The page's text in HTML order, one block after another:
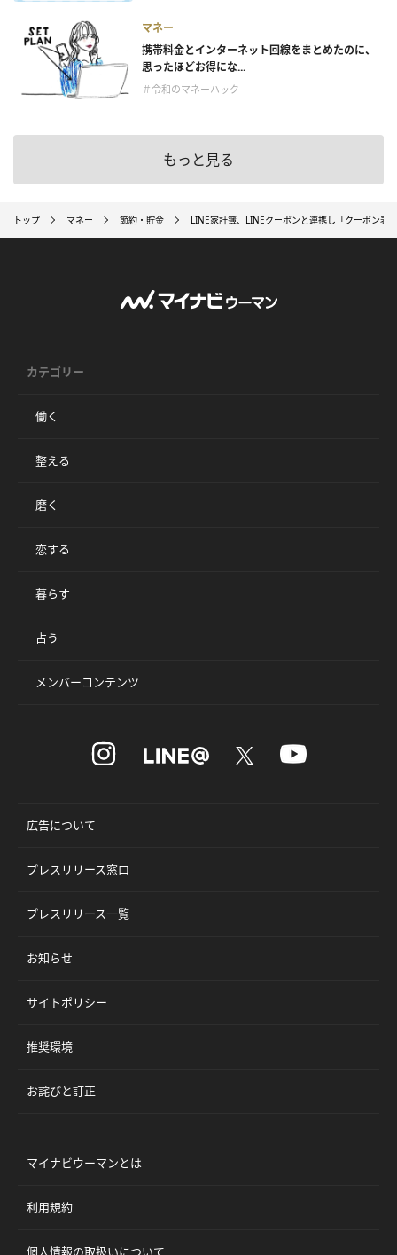
マネー
携帯料金とインターネット回線をまとめたのに、
思ったほどお得にな...
＃令和のマネーハック
もっと見る
トップ マネー 節約・貯金 LINE家計簿、LINEクーポンと連携し「クーポン表
カテゴリー
働く
整える
磨く
恋する
暮らす
占う
メンバーコンテンツ
広告について
プレスリリース窓口
プレスリリース一覧
お知らせ
サイトポリシー
推奨環境
お詫びと訂正
マイナビウーマンとは
利用規約
個人情報の取扱いについて